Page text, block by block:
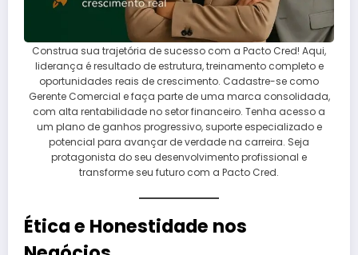
Construa sua trajetória de sucesso com a Pacto Cred! Aqui,
liderança é resultado de estrutura, treinamento completo e
oportunidades reais de crescimento. Cadastre-se como
Gerente Comercial e faça parte de uma marca consolidada,
com alta rentabilidade no setor financeiro. Tenha acesso a
um plano de ganhos progressivo, suporte especializado e
potencial para avançar de verdade na carreira. Seja
protagonista do seu desenvolvimento profissional e
transforme seu futuro com a Pacto Cred.
Ética e Honestidade nos